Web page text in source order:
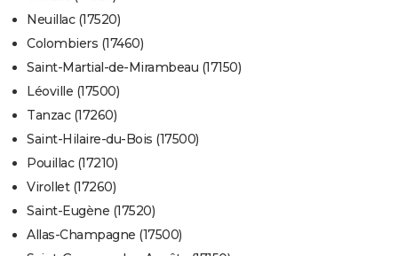
Neuillac (17520)
Colombiers (17460)
Saint-Martial-de-Mirambeau (17150)
Léoville (17500)
Tanzac (17260)
Saint-Hilaire-du-Bois (17500)
Pouillac (17210)
Virollet (17260)
Saint-Eugène (17520)
Allas-Champagne (17500)